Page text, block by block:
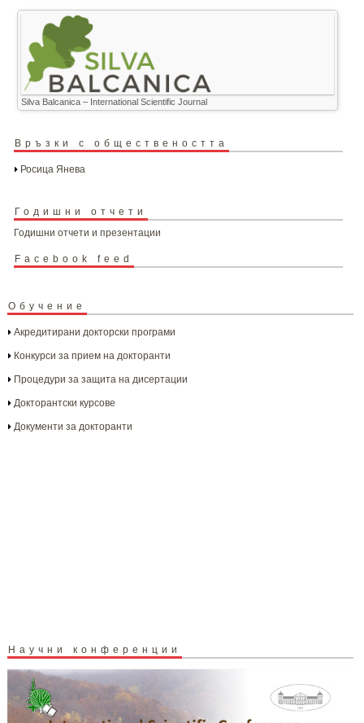
Silva Balcanica – International Scientific Journal
Връзки с обществеността
Росица Янева
Годишни отчети
Годишни отчети и презентации
Facebook feed
Обучение
Акредитирани докторски програми
Конкурси за прием на докторанти
Процедури за защита на дисертации
Докторантски курсове
Документи за докторанти
Научни конференции